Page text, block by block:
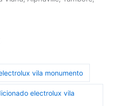
vila monumento
electrolux vila